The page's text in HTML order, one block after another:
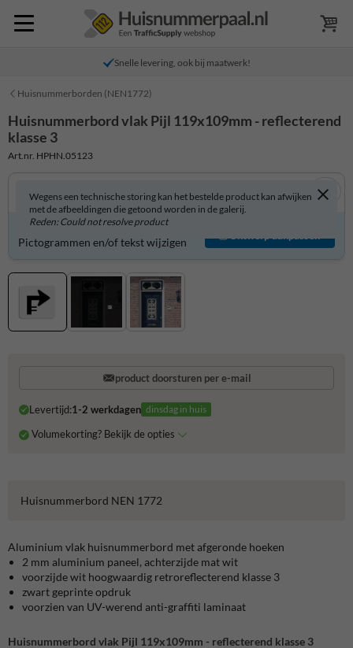
Snelle levering, ook bij maatwerk!
Huisnummerborden (NEN1772)
Huisnummerbord vlak Pijl 119x109mm - reflecterend
klasse 3
Art.nr. HPHN.05123
Wegens een technische storing kan het bestelde product kan afwijken
met de afbeeldingen die getoond worden in de galerij.
Reden: Could not resolve product
Huisnummerbord zelf aanpassen?
Pictogrammen en/of tekst wijzigen
Ontwerp aanpassen
product doorsturen per e-mail
Levertijd:1-2 werkdagen dinsdag in huis
Volumekorting? Bekijk de opties
Huisnummerbord NEN 1772
Aluminium vlak huisnummerbord met afgeronde hoeken
2 mm aluminium paneel, achterzijde mat wit
voorzijde wit hoogwaardig retroreflecterend klasse 3
zwart geprinte opdruk
voorzien van UV-werend anti-graffiti laminaat
Huisnummerbord vlak Pijl 119x109mm - reflecterend klasse 3